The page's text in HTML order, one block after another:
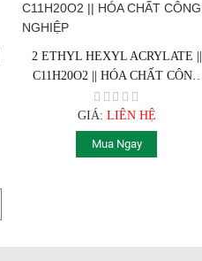
2 ETHYL HEXYL ACRYLATE ||
C11H20O2 || HÓA CHẤT CÔNG
NGHIỆP
GIÁ: LIÊN HỆ
Mua Ngay